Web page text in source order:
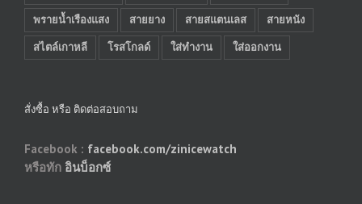
พรายน้ำเรืองแสง
สายยาง สายสแตนเลส
สายหนัง
สไตล์เกาหลี
โรสโกลด์ ใส่ทำงาน ใส่ออกงาน
สั่งซื้อ หรือ ติดต่อสอบถาม
Facebook : facebook.com/zinicewatch
หรือทัก อินบ็อกซ์